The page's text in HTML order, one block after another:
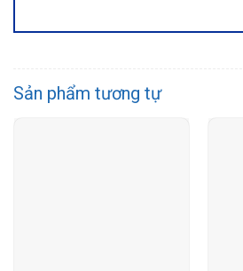
Sản phẩm tương tự